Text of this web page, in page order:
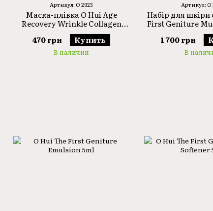
Артикул: O 2923
Маска-плівка O Hui Age
Recovery Wrinkle Collagen
Wrapping Mask 40ml
470 грн Купить
В наличии
Артикул: O
Набір для шкіри
First Geniture
1 700 грн
В